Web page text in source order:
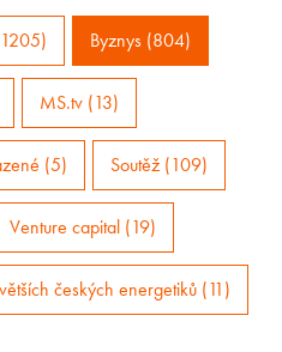
Byznys (804)
MS.tv (13)
(5) Soutěž (109)
Venture capital (19)
českých energetiků (11)